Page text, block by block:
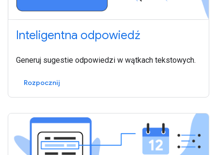
Inteligentna odpowiedź
Generuj sugestie odpowiedzi w wątkach tekstowych.
Rozpocznij